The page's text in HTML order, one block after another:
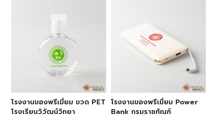
โรงงานของพรีเมี่ยม ขวด PET
โรงเรียนวิวัฒน์วิทยา
โรงงานของพรีเมี่ยม Power
Bank กรมราชทัณฑ์